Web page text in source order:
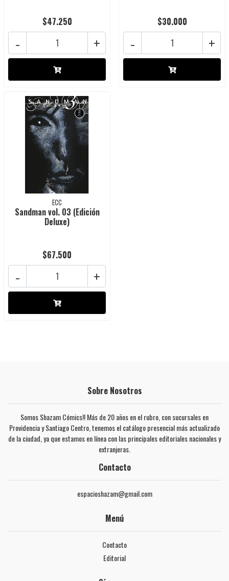
$47.250
+
-
$30.000
+
-
ECC
Sandman vol. 03 (Edición
Deluxe)
$67.500
+
-
Sobre Nosotros
Somos Shazam Cómics!! Más de 20 años en el rubro, con sucursales en
Providencia y Santiago Centro, tenemos el catálogo presencial más actualizado
de la ciudad, ya que estamos en línea con las principales editoriales nacionales y
extranjeras.
Contacto
espacioshazam@gmail.com
Menú
Contacto
Editorial